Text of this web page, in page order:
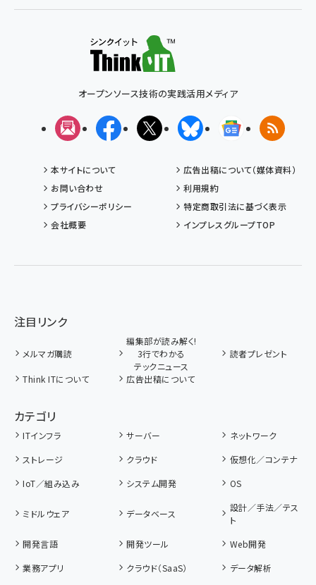
オープンソース技術の実践活用メディア
メルマガFacebookX(エックス)BlueskyGoogleニュ
RSS
本サイトについて
広告出稿について（媒体資料）
お問い合わせ
利用規約
プライバシーポリシー
特定商取引法に基づく表示
会社概要
インプレスグループTOP
注目リンク
メルマガ購読
編集部が読み解く!
3行でわかる
テックニュース
読者プレゼント
Think ITについて 広告出稿について
カテゴリ
ITインフラ サーバー
ネットワーク
ストレージ
クラウド
仮想化／コンテナ
IoT／組み込み
システム開発 OS
ミドルウェア データベース
設計／手法／テス
ト
開発言語
開発ツール
Web開発
業務アプリ
クラウド（SaaS）
データ解析